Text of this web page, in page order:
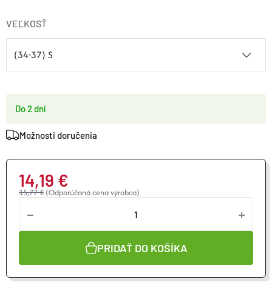
Obchodné podmienky
Kontakty
VEĽKOSŤ
Do 2 dní
Možnosti doručenia
15,77 € (Odporúčaná cena výrobca)
14,19 €
Jednotková
PRIDAŤ DO KOŠÍKA